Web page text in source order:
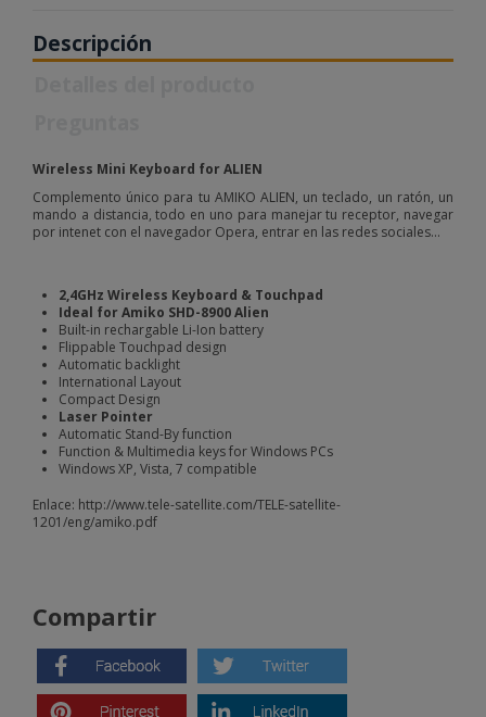
Descripción
Wireless Mini Keyboard for ALIEN
Complemento único para tu AMIKO ALIEN, un teclado, un ratón, un
mando a distancia, todo en uno para manejar tu receptor, navegar
por intenet con el navegador Opera, entrar en las redes sociales...
2,4GHz Wireless Keyboard & Touchpad
Ideal for Amiko SHD-8900 Alien
Built-in rechargable Li-Ion battery
Flippable Touchpad design
Automatic backlight
International Layout
Compact Design
Laser Pointer
Automatic Stand-By function
Function & Multimedia keys for Windows PCs
Windows XP, Vista, 7 compatible
Enlace: http://www.tele-satellite.com/TELE-satellite-
1201/eng/amiko.pdf
Compartir